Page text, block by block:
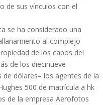
de sus vínculos con el
se ha consi­derado una
al complejo
de los capos del
de los diecinueve
dó­lares– los agentes de la
500 de matrícula a hk
de la empresa Aerofotos